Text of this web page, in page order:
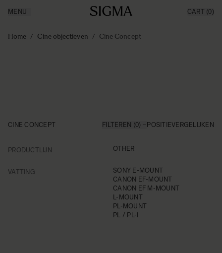
Producten
Inspiratie
MENU CART (0)
Home / Cine objectieven / Cine Concept
CINE CONCEPT FILTEREN (0) POSITIEVERGELIJKEN
PRODUCTLIJNFILTER OTHER
VATTINGFILTER
SONY E-MOUNT
CANON EF-MOUNT
CANON EF M-MOUNT
L-MOUNT
PL-MOUNT
PL / PL-I